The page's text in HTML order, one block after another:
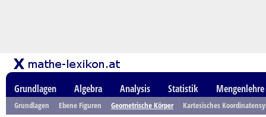
Grundlagen Algebra Analysis Statistik Mengenlehre
Grundlagen Ebene Figuren Geometrische Körper Kartesisches